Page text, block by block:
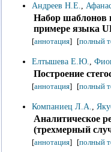
Андреев Н.Е.,
Набор шаблонов
примере языка
[аннотация] [полный
Елтышева Е.Ю.,
Построение
[аннотация] [полный
Компаниец Л.А.,
Аналитическое
(трехмерный
[аннотация] [полный